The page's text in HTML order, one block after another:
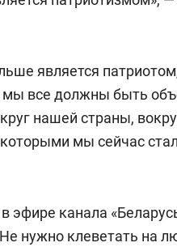
является
мы все должны быть
нашей страны,
мы сейчас
эфире канала
нужно клеветать на